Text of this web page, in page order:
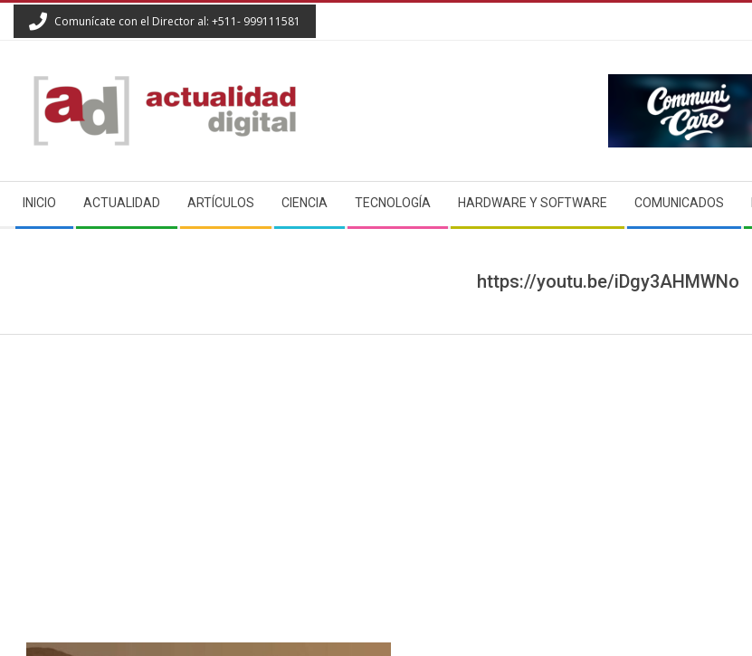
Comunícate con el Director al: +511- 999111581
ACTUALIDAD
DIGITAL
Navigation
Menu
INICIO ACTUALIDAD ARTÍCULOS CIENCIA TECNOLOGÍA HARDWARE Y SOFTWARE COMUNICADOS
https://youtu.be/iDgy3AHMWNo